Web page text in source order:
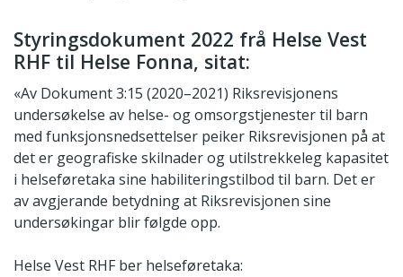
Styringsdokument 2022 frå Helse Vest
RHF til Helse Fonna, sitat:
«Av Dokument 3:15 (2020–2021) Riksrevisjonens
undersøkelse av helse- og omsorgstjenester til barn
med funksjonsnedsettelser peiker Riksrevisjonen på at
det er geografiske skilnader og utilstrekkeleg kapasitet
i helseføretaka sine habiliteringstilbod til barn. Det er
av avgjerande betydning at Riksrevisjonen sine
undersøkingar blir følgde opp.
Helse Vest RHF ber helseføretaka: